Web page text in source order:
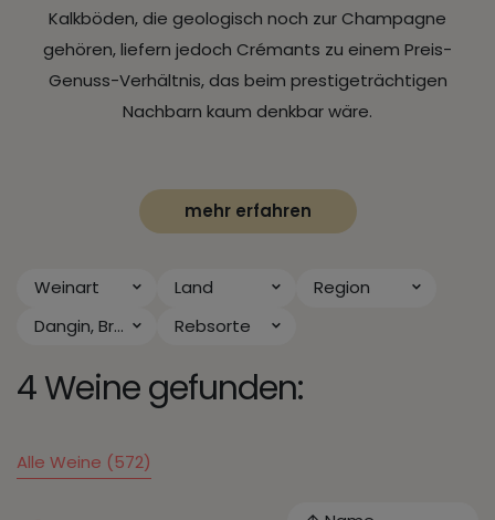
Kalkböden, die geologisch noch zur Champagne
gehören, liefern jedoch Crémants zu einem Preis-
Genuss-Verhältnis, das beim prestigeträchtigen
Nachbarn kaum denkbar wäre.
mehr erfahren
Weinart Land
Region
Dangin, Bruno
Rebsorte
4 Weine gefunden:
Alle Weine (572)